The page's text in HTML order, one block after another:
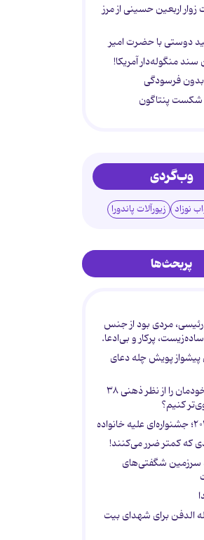
زوار اربعین حسینی از مرز
دوستی با حضرت امیر
سند منگوله‌دار آمریکا!
فرسودگی
شکست پنتاگون
وب‌گردی
نوزاد زیورآلات پاندورا
پربحث‌ها
مردی بود از جنس
پرکار و بی‌ادعا.
پویش چله دعای
چطور خودمان را از نظر ذهنی ۳۸
کنیم؟
که کمتر ضرر می‌کنند!
سرزمین شگفتی‌های
الدفن برای شهدای بیت